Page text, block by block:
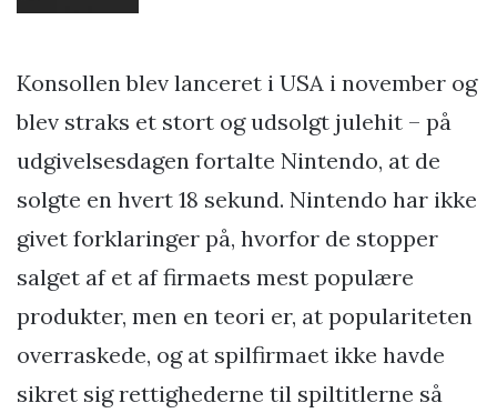
Konsollen blev lanceret i USA i november og
blev straks et stort og udsolgt julehit – på
udgivelsesdagen fortalte Nintendo, at de
solgte en hvert 18 sekund. Nintendo har ikke
givet forklaringer på, hvorfor de stopper
salget af et af firmaets mest populære
produkter, men en teori er, at populariteten
overraskede, og at spilfirmaet ikke havde
sikret sig rettighederne til spiltitlerne så